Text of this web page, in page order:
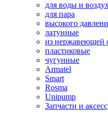
для воды и
для пара
высокого
латунные
из нержавеющей
пластиковые
чугунные
Armatel
Smart
Rosma
Unipump
Запчасти и